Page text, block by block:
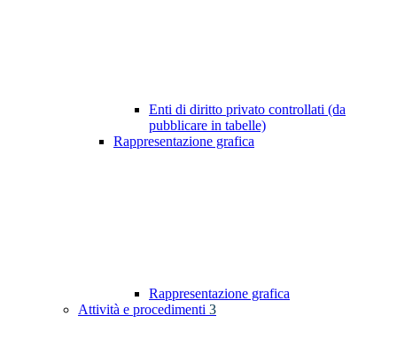
Enti di diritto privato controllati (da
pubblicare in tabelle)
Rappresentazione grafica
Rappresentazione grafica
Attività e procedimenti 3